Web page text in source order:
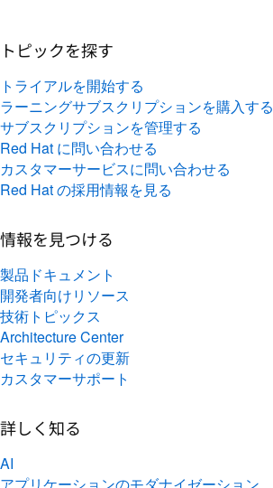
トピックを探す
トライアルを開始する
ラーニングサブスクリプションを購入する
サブスクリプションを管理する
Red Hat に問い合わせる
カスタマーサービスに問い合わせる
Red Hat の採用情報を見る
情報を見つける
製品ドキュメント
開発者向けリソース
技術トピックス
Architecture Center
セキュリティの更新
カスタマーサポート
詳しく知る
AI